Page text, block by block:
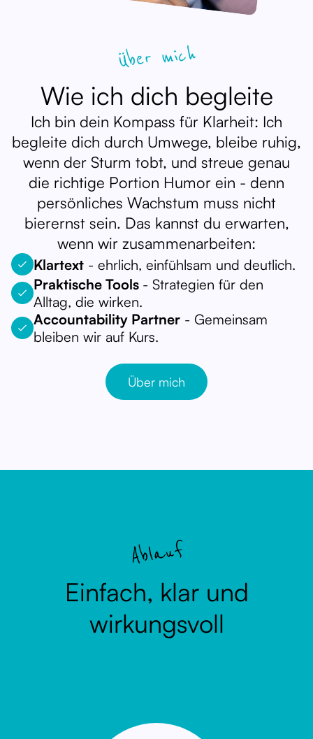
Über mich
Wie ich dich begleite
Ich bin dein Kompass für Klarheit: Ich
begleite dich durch Umwege, bleibe ruhig,
wenn der Sturm tobt, und streue genau
die richtige Portion Humor ein - denn
persönliches Wachstum muss nicht
bierernst sein. Das kannst du erwarten,
wenn wir zusammenarbeiten:
Klartext - ehrlich, einfühlsam und deutlich.
Praktische Tools - Strategien für den
Alltag, die wirken.
Accountability Partner - Gemeinsam
bleiben wir auf Kurs.
Über mich
Ablauf
Einfach, klar und
wirkungsvoll